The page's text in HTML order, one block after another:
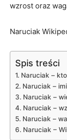
wzrost oraz
Naruciak
Spis treści
Naruciak –
Naruciak –
Naruciak –
Naruciak –
Naruciak –
Naruciak –